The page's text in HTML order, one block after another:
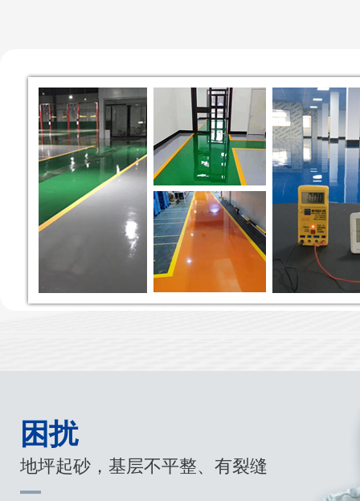
困扰
地坪起砂，基层不平整、有裂缝